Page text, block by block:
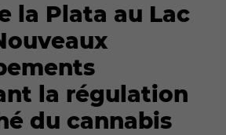
la Plata au Lac
la régulation
du cannabis